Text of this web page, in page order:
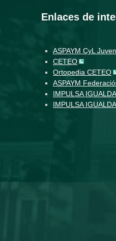
Enlaces de
ASPAYM CyL
CETEO
Ortopedia CETEO
ASPAYM
IMPULSA
IMPULSA